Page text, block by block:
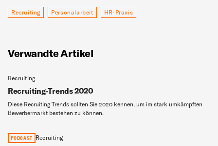
Recruiting Personalarbeit HR-Praxis
Verwandte Artikel
Recruiting
Recruiting-Trends 2020
Diese Recruiting Trends sollten Sie 2020 kennen, um im stark umkämpften
Bewerbermarkt bestehen zu können.
PODCAST Recruiting